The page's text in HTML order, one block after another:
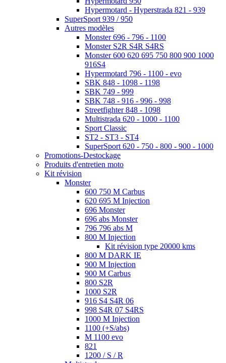
Hypermotard - Hyperstrada 821 - 939
SuperSport 939 / 950
Autres modèles
Monster 696 - 796 - 1100
Monster S2R S4R S4RS
Monster 600 620 695 750 800 900 1000
916S4
Hypermotard 796 - 1100 - evo
SBK 848 - 1098 - 1198
SBK 749 - 999
SBK 748 - 916 - 996 - 998
Streetfighter 848 - 1098
Multistrada 620 - 1000 - 1100
Sport Classic
ST2 - ST3 - ST4
SuperSport 620 - 750 - 800 - 900 - 1000
Promotions-Destockage
Produits d'entretien moto
Kit révision
Monster
600 750 M Carbus
620 695 M Injection
696 Monster
696 abs Monster
796 796 abs M
800 M Injection
Kit révision type 20000 kms
800 M DARK IE
900 M Injection
900 M Carbus
800 S2R
1000 S2R
916 S4 S4R 06
998 S4R 07 S4RS
1000 M Injection
1100 (+S/abs)
M 1100 evo
821
1200 / S / R